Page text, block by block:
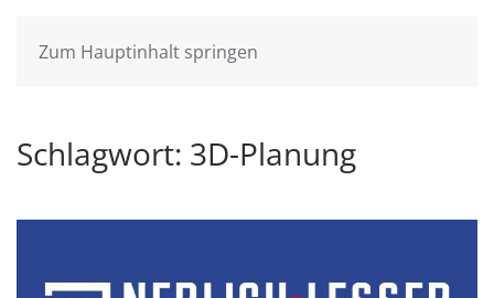
Zum Hauptinhalt springen
Schlagwort: 3D-Planung